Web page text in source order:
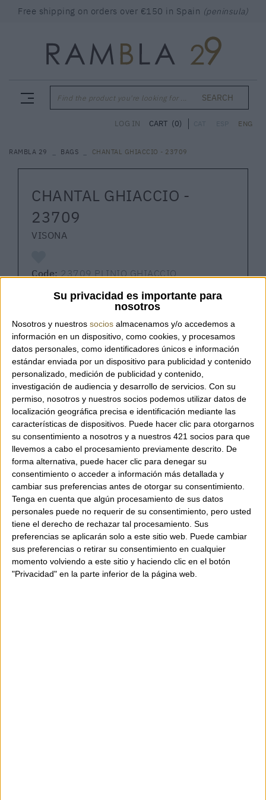
Su privacidad es importante para
nosotros
Nosotros y nuestros socios almacenamos y/o accedemos a
información en un dispositivo, como cookies, y procesamos
datos personales, como identificadores únicos e información
estándar enviada por un dispositivo para publicidad y contenido
personalizado, medición de publicidad y contenido,
investigación de audiencia y desarrollo de servicios. Con su
permiso, nosotros y nuestros socios podemos utilizar datos de
localización geográfica precisa e identificación mediante las
características de dispositivos. Puede hacer clic para otorgarnos
su consentimiento a nosotros y a nuestros 421 socios para que
llevemos a cabo el procesamiento previamente descrito. De
forma alternativa, puede hacer clic para denegar su
consentimiento o acceder a información más detallada y
cambiar sus preferencias antes de otorgar su consentimiento.
Tenga en cuenta que algún procesamiento de sus datos
personales puede no requerir de su consentimiento, pero usted
tiene el derecho de rechazar tal procesamiento. Sus
preferencias se aplicarán solo a este sitio web. Puede cambiar
sus preferencias o retirar su consentimiento en cualquier
momento volviendo a este sitio y haciendo clic en el botón
"Privacidad" en la parte inferior de la página web.
Free shipping on orders over €150 in Spain (peninsula)
Find the product you're looking for ... SEARCH
ENG
LOG IN CART (0)
RAMBLA 29 BAGS CHANTAL GHIACCIO - 23709
CHANTAL GHIACCIO -
23709
VISONA
Code:23709 PLINIO GHIACCIO
Bag from the Italian brand Plinio Visona'.
Crossbody bag, ideal for travel.
100% Made in Italy.
Adjustable leather strap.
Zipper closure.
Two interior pockets, one with a zipper
closure.
Two exterior pockets with zipper closures
and a central open space.
Made of leather and nylon.
Dimensions: 27 x 19.5 x 2.5 cm.